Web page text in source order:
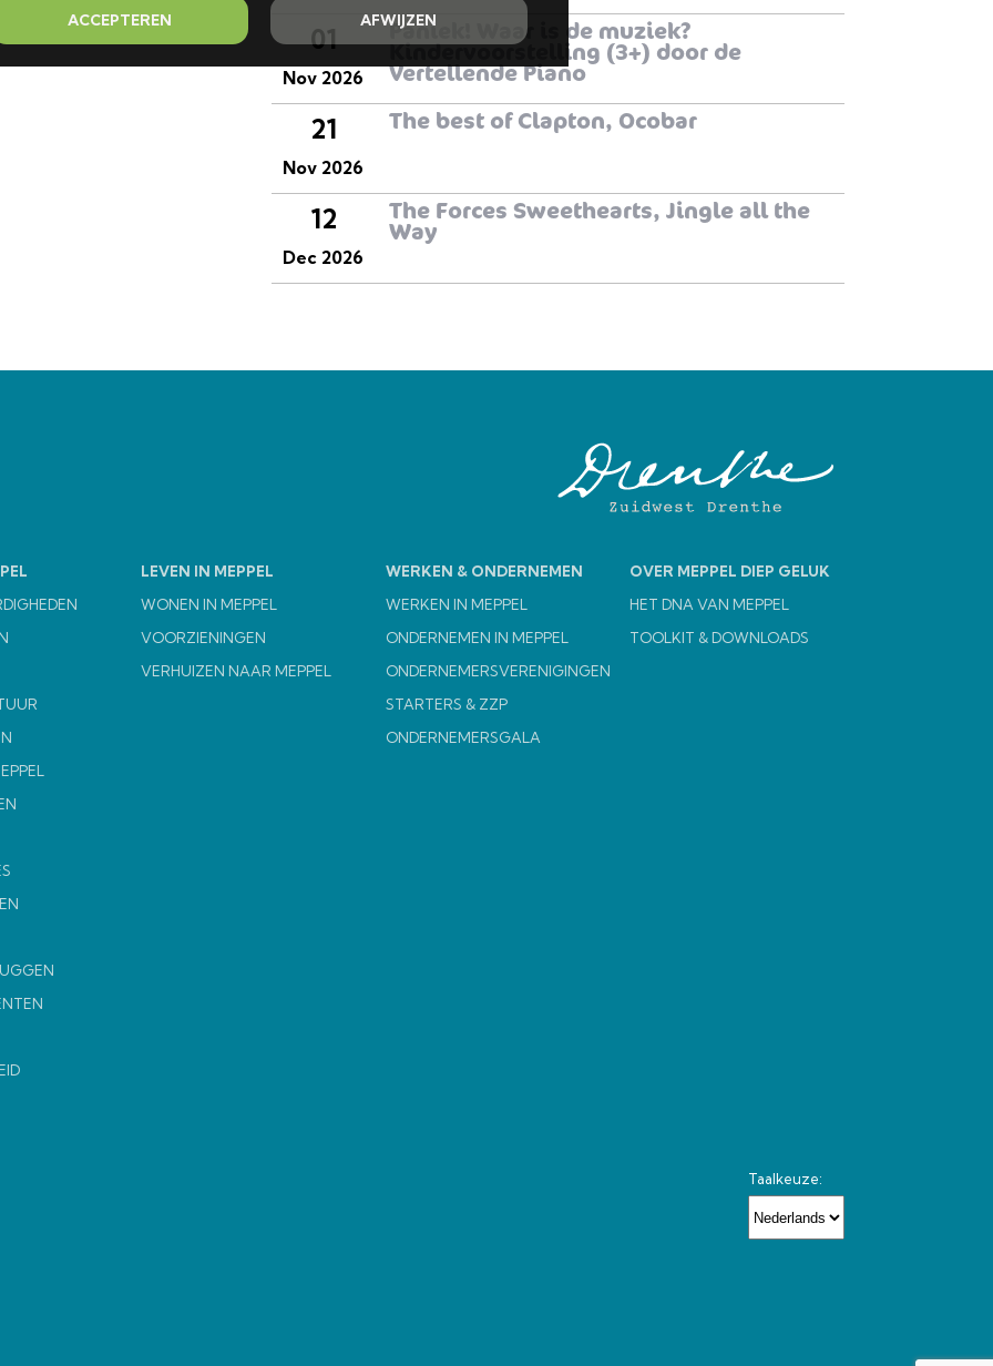
ACCEPTEREN AFWIJZEN
01
Nov 2026
Paniek! Waar is de muziek?
Kindervoorstelling (3+) door de
Vertellende Piano
21
Nov 2026
The best of Clapton, Ocobar
12
Dec 2026
The Forces Sweethearts, Jingle all the
Way
LEVEN IN MEPPEL
WONEN IN MEPPEL
VOORZIENINGEN
VERHUIZEN NAAR MEPPEL
WERKEN & ONDERNEMEN
WERKEN IN MEPPEL
ONDERNEMEN IN MEPPEL
ONDERNEMERSVERENIGINGEN
STARTERS & ZZP
ONDERNEMERSGALA
OVER MEPPEL DIEP GELUK
HET DNA VAN MEPPEL
TOOLKIT & DOWNLOADS
Taalkeuze: